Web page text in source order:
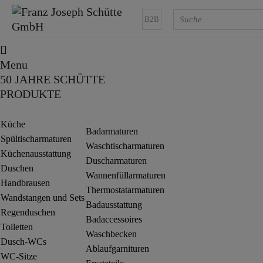
B2B
Menu
50 JAHRE SCHÜTTE
PRODUKTE
Küche
Spültischarmaturen
Küchenausstattung
Duschen
Handbrausen
Wandstangen und Sets
Regenduschen
Toiletten
Dusch-WCs
WC-Sitze
Badarmaturen
Waschtischarmaturen
Duscharmaturen
Wannenfüllarmaturen
Thermostatarmaturen
Badausstattung
Badaccessoires
Waschbecken
Ablaufgarnituren